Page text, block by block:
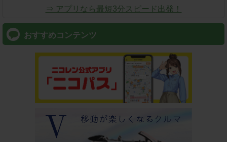
⇒ アプリなら最短3分スピード出発！
おすすめコンテンツ